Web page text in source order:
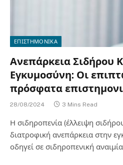
ΕΠΙΣΤΗΜΟΝΙΚΑ
Ανεπάρκεια Σιδήρου
Εγκυμοσύνη: Οι
πρόσφατα
28/08/2024 3 Mins Read
Η σιδηροπενία (έλλειψη
διατροφική ανεπάρκεια στην
οδηγεί σε σιδηροπενική